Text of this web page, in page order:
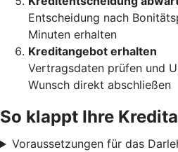
Entscheidung nach
Minuten erhalten
Kreditangebot erhalten
Vertragsdaten prüfen und
Wunsch direkt abschließen
So klappt Ihre
Voraussetzungen für das